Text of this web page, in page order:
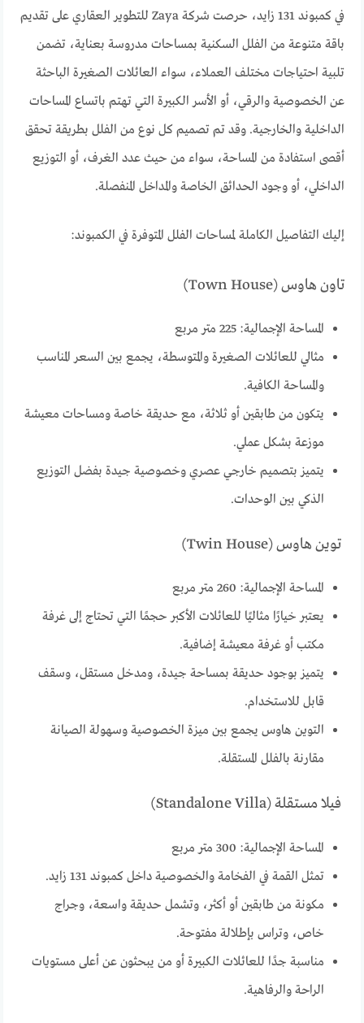
في كمبوند 131 زايد، حرصت شركة Zaya للتطوير العقاري على تقديم
باقة متنوعة من الفلل السكنية بمساحات مدروسة بعناية، تضمن
تلبية احتياجات مختلف العملاء، سواء العائلات الصغيرة الباحثة
عن الخصوصية والرقي، أو الأسر الكبيرة التي تهتم باتساع المساحات
الداخلية والخارجية. وقد تم تصميم كل نوع من الفلل بطريقة تحقق
أقصى استفادة من المساحة، سواء من حيث عدد الغرف، أو التوزيع
الداخلي، أو وجود الحدائق الخاصة والمداخل المنفصلة.
إليك التفاصيل الكاملة لمساحات الفلل المتوفرة في الكمبوند:
تاون هاوس (Town House)
المساحة الإجمالية: 225 متر مربع
مثالي للعائلات الصغيرة والمتوسطة، يجمع بين السعر المناسب
والمساحة الكافية.
يتكون من طابقين أو ثلاثة، مع حديقة خاصة ومساحات معيشة
موزعة بشكل عملي.
يتميز بتصميم خارجي عصري وخصوصية جيدة بفضل التوزيع
الذكي بين الوحدات.
توين هاوس (Twin House)
المساحة الإجمالية: 260 متر مربع
يعتبر خيارًا مثاليًا للعائلات الأكبر حجمًا التي تحتاج إلى غرفة
مكتب أو غرفة معيشة إضافية.
يتميز بوجود حديقة بمساحة جيدة، ومدخل مستقل، وسقف
قابل للاستخدام.
التوين هاوس يجمع بين ميزة الخصوصية وسهولة الصيانة
مقارنة بالفلل المستقلة.
فيلا مستقلة (Standalone Villa)
المساحة الإجمالية: 300 متر مربع
تمثل القمة في الفخامة والخصوصية داخل كمبوند 131 زايد.
مكونة من طابقين أو أكثر، وتشمل حديقة واسعة، وجراج
خاص، وتراس بإطلالة مفتوحة.
مناسبة جدًا للعائلات الكبيرة أو من يبحثون عن أعلى مستويات
الراحة والرفاهية.